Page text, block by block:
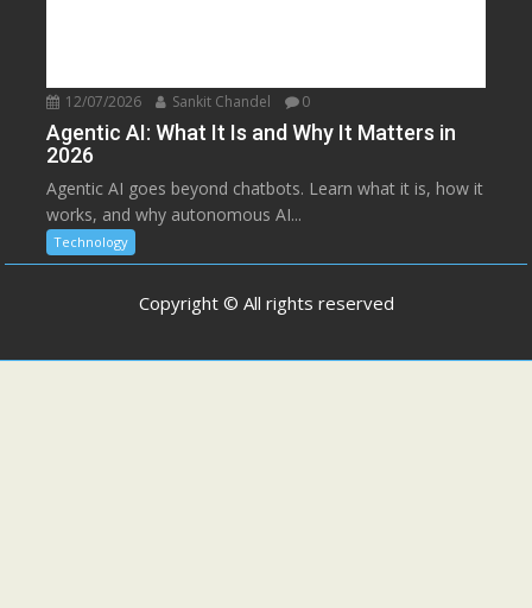
12/07/2026 Sankit Chandel 0
Agentic AI: What It Is and Why It Matters in
2026
Agentic AI goes beyond chatbots. Learn what it is, how it
works, and why autonomous AI...
Technology
Copyright © All rights reserved